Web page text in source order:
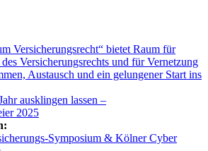
Versicherungsrecht“ bietet Raum für
Versicherungsrechts und für Vernetzung
Austausch und ein gelungener Start ins
ausklingen lassen –
2025
Symposium & Kölner Cyber